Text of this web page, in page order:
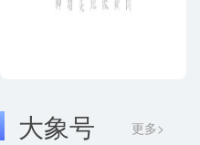
大象号 更多>